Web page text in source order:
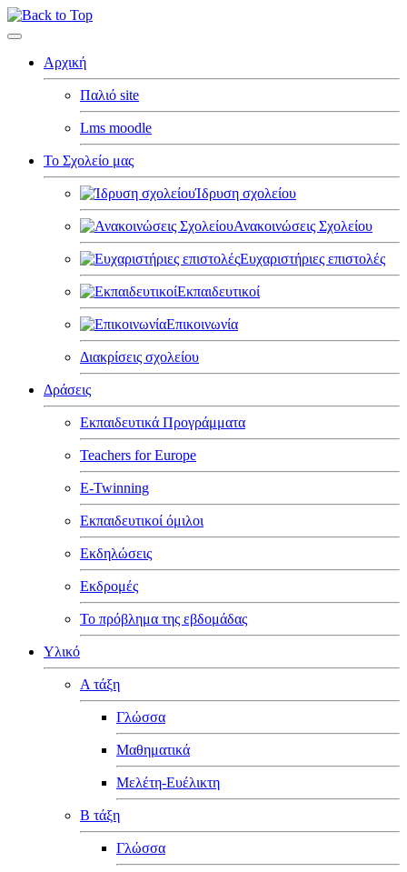
Αρχική
Παλιό site
Lms moodle
Το Σχολείο μας
Ίδρυση σχολείου
Ανακοινώσεις Σχολείου
Ευχαριστήριες επιστολές
Εκπαιδευτικοί
Επικοινωνία
Διακρίσεις σχολείου
Δράσεις
Εκπαιδευτικά Προγράμματα
Teachers for Europe
E-Twinning
Εκπαιδευτικοί όμιλοι
Εκδηλώσεις
Εκδρομές
Το πρόβλημα της εβδομάδας
Υλικό
Α τάξη
Γλώσσα
Μαθηματικά
Μελέτη-Ευέλικτη
Β τάξη
Γλώσσα